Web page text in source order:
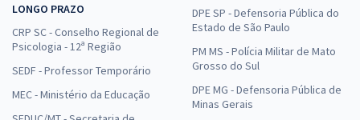
LONGO PRAZO
CRP SC - Conselho Regional de
Psicologia - 12ª Região
SEDF - Professor Temporário
MEC - Ministério da Educação
DPE SP - Defensoria Pública do
Estado de São Paulo
PM MS - Polícia Militar de Mato
Grosso do Sul
DPE MG - Defensoria Pública de
Minas Gerais